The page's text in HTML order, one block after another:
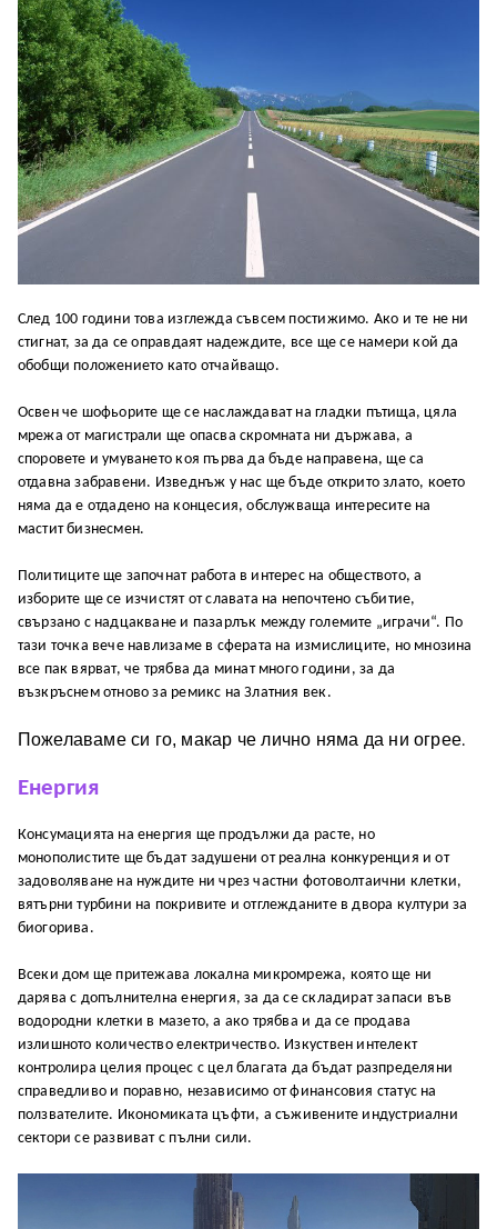
След 100 години това изглежда съвсем постижимо. Ако и те не ни
стигнат, за да се оправдаят надеждите, все ще се намери кой да
обобщи положението като отчайващо.
Освен че шофьорите ще се наслаждават на гладки пътища, цяла
мрежа от магистрали ще опасва скромната ни държава, а
споровете и умуването коя първа да бъде направена, ще са
отдавна забравени. Изведнъж у нас ще бъде открито злато, което
няма да е отдадено на концесия, обслужваща интересите на
мастит бизнесмен.
Политиците ще започнат работа в интерес на обществото, а
изборите ще се изчистят от славата на непочтено събитие,
свързано с надцакване и пазарлък между големите „играчи“. По
тази точка вече навлизаме в сферата на измислиците, но мнозина
все пак вярват, че трябва да минат много години, за да
възкръснем отново за ремикс на Златния век.
Пожелаваме си го, макар че лично няма да ни огрее.
Енергия
Консумацията на енергия ще продължи да расте, но
монополистите ще бъдат задушени от реална конкуренция и от
задоволяване на нуждите ни чрез частни фотоволтаични клетки,
вятърни турбини на покривите и отглежданите в двора култури за
биогорива.
Всеки дом ще притежава локална микромрежа, която ще ни
дарява с допълнителна енергия, за да се складират запаси във
водородни клетки в мазето, а ако трябва и да се продава
излишното количество електричество. Изкуствен интелект
контролира целия процес с цел благата да бъдат разпределяни
справедливо и поравно, независимо от финансовия статус на
ползвателите. Икономиката цъфти, а съживените индустриални
сектори се развиват с пълни сили.